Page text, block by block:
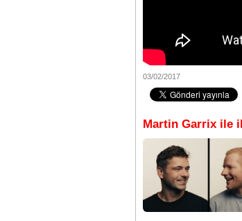
03/02/2017
Martin Garrix ile